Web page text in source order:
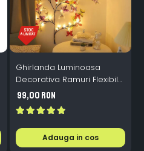
Ghirlanda Luminoasa
Decorativa Ramuri Flexibile
1.6m 72 LED USB
Telecomanda
99,00 RON
Adauga in cos